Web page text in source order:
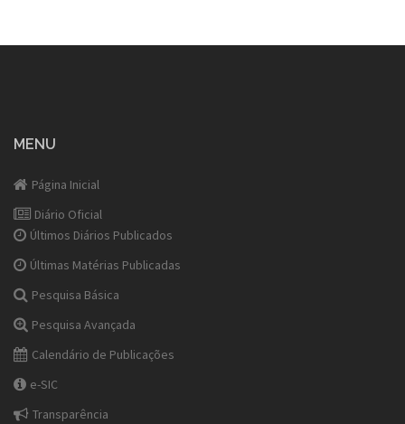
MENU
Página Inicial
Diário Oficial
Últimos Diários Publicados
Últimas Matérias Publicadas
Pesquisa Básica
Pesquisa Avançada
Calendário de Publicações
e-SIC
Transparência